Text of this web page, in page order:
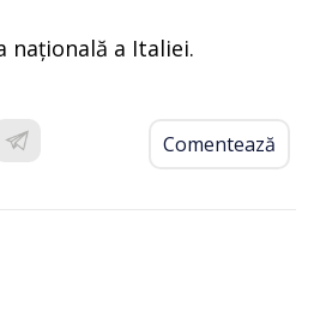
națională a Italiei.
Comentează